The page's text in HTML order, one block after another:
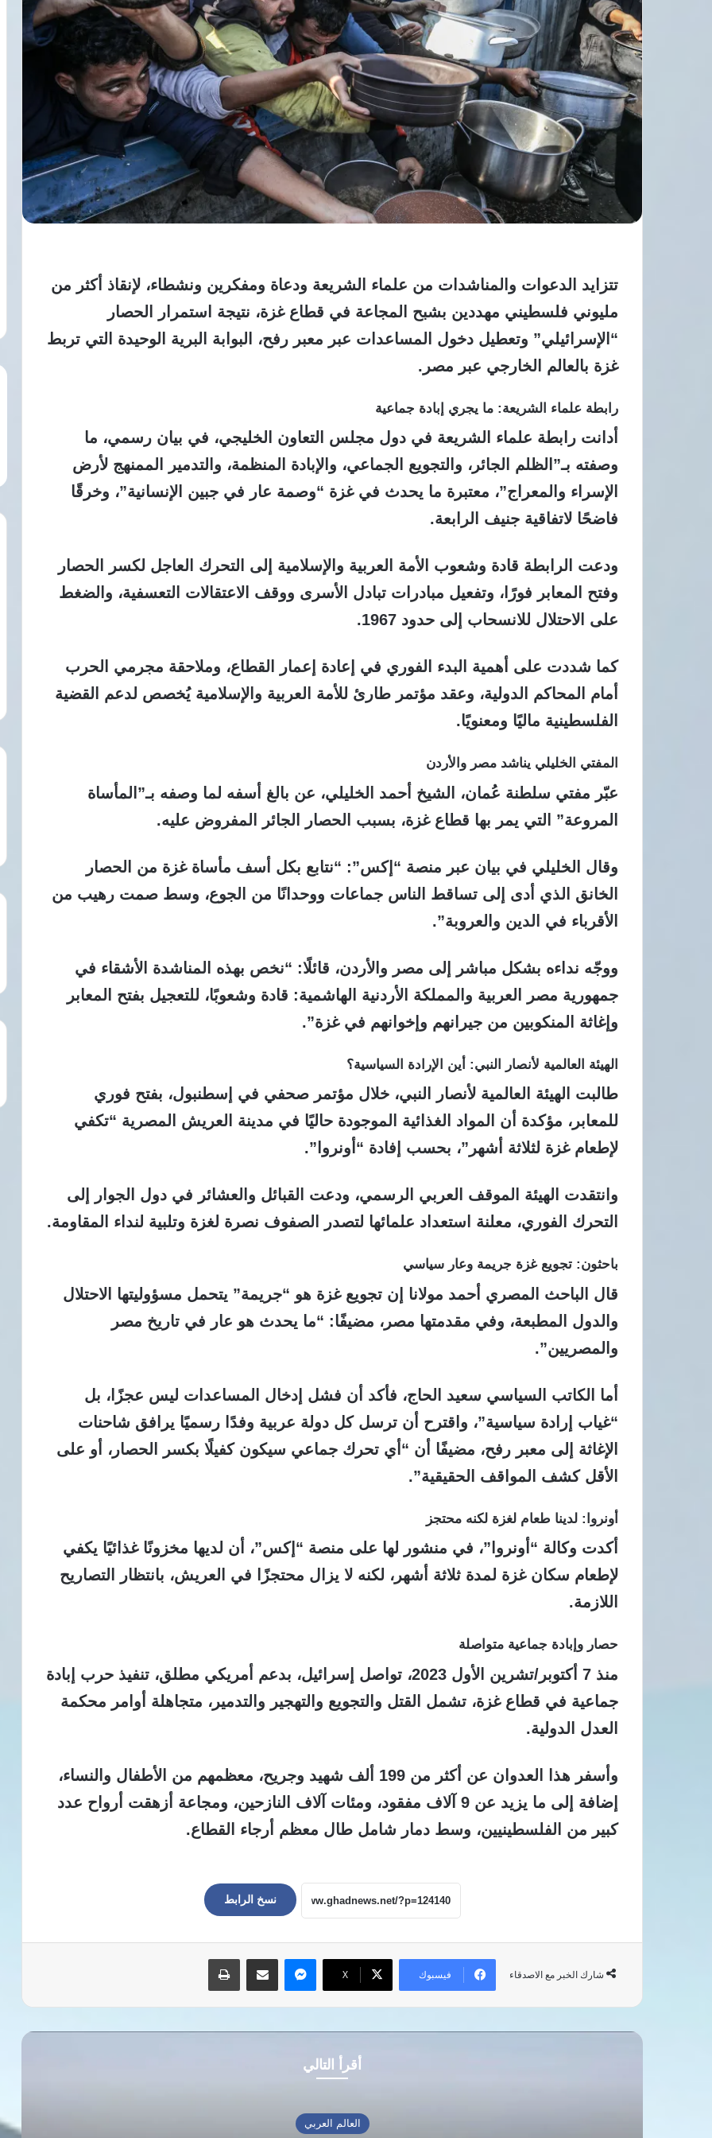
تتزايد الدعوات والمناشدات من علماء الشريعة ودعاة ومفكرين ونشطاء، لإنقاذ أكثر من
مليوني فلسطيني مهددين بشبح المجاعة في قطاع غزة، نتيجة استمرار الحصار
“الإسرائيلي” وتعطيل دخول المساعدات عبر معبر رفح، البوابة البرية الوحيدة التي تربط
غزة بالعالم الخارجي عبر مصر.
رابطة علماء الشريعة: ما يجري إبادة جماعية
أدانت رابطة علماء الشريعة في دول مجلس التعاون الخليجي، في بيان رسمي، ما
وصفته بـ”الظلم الجائر، والتجويع الجماعي، والإبادة المنظمة، والتدمير الممنهج لأرض
الإسراء والمعراج”، معتبرة ما يحدث في غزة “وصمة عار في جبين الإنسانية”، وخرقًا
فاضحًا لاتفاقية جنيف الرابعة.
ودعت الرابطة قادة وشعوب الأمة العربية والإسلامية إلى
التحرك العاجل لكسر الحصار
وفتح المعابر فورًا ، وتفعيل مبادرات تبادل الأسرى ووقف الاعتقالات التعسفية، والضغط
على الاحتلال للانسحاب إلى حدود 1967.
كما شددت على أهمية البدء الفوري في إعادة إعمار القطاع، وملاحقة مجرمي الحرب
أمام المحاكم الدولية، وعقد مؤتمر طارئ للأمة العربية والإسلامية يُخصص لدعم القضية
الفلسطينية ماليًا ومعنويًا.
المفتي الخليلي يناشد مصر والأردن
عبّر مفتي سلطنة عُمان، الشيخ أحمد الخليلي، عن بالغ أسفه لما وصفه بـ”المأساة
المروعة” التي يمر بها قطاع غزة، بسبب الحصار الجائر المفروض عليه.
وقال الخليلي في بيان عبر منصة “إكس”: “نتابع بكل أسف مأساة غزة من الحصار
الخانق الذي أدى إلى تساقط الناس جماعات ووحدانًا من الجوع، وسط صمت رهيب من
الأقرباء في الدين والعروبة”.
ووجّه نداءه بشكل مباشر إلى مصر والأردن، قائلًا: “نخص بهذه المناشدة الأشقاء في
جمهورية مصر العربية والمملكة الأردنية الهاشمية: قادة وشعوبًا، للتعجيل بفتح المعابر
وإغاثة المنكوبين من جيرانهم وإخوانهم في غزة”.
الهيئة العالمية لأنصار النبي: أين الإرادة السياسية؟
طالبت الهيئة العالمية لأنصار النبي، خلال مؤتمر صحفي في إسطنبول، بفتح فوري
للمعابر ، مؤكدة أن المواد الغذائية الموجودة حاليًا في مدينة العريش المصرية “تكفي
لإطعام غزة لثلاثة أشهر”، بحسب إفادة “أونروا”.
وانتقدت الهيئة الموقف العربي الرسمي، ودعت القبائل والعشائر في دول الجوار إلى
التحرك الفوري، معلنة استعداد علمائها لتصدر الصفوف نصرة لغزة وتلبية لنداء المقاومة.
باحثون: تجويع غزة جريمة وعار سياسي
قال الباحث المصري أحمد مولانا إن تجويع غزة هو “جريمة” يتحمل مسؤوليتها الاحتلال
والدول المطبعة، وفي مقدمتها مصر، مضيفًا: “ما يحدث هو عار في تاريخ مصر
والمصريين”.
أما الكاتب السياسي سعيد الحاج، فأكد أن فشل إدخال المساعدات ليس عجزًا، بل
“غياب إرادة سياسية”، واقترح أن ترسل كل دولة عربية وفدًا رسميًا يرافق شاحنات
الإغاثة إلى معبر رفح، مضيفًا أن “أي تحرك جماعي سيكون كفيلًا بكسر الحصار، أو على
الأقل كشف المواقف الحقيقية”.
أونروا: لدينا طعام لغزة لكنه محتجز
أكدت وكالة “أونروا”، في منشور لها على منصة “إكس”، أن لديها مخزونًا غذائيًا يكفي
لإطعام سكان غزة لمدة ثلاثة أشهر ، لكنه لا يزال محتجزًا في العريش، بانتظار التصاريح
اللازمة.
حصار وإبادة جماعية متواصلة
منذ 7 أكتوبر/تشرين الأول 2023 ، تواصل إسرائيل، بدعم أمريكي مطلق، تنفيذ حرب إبادة
جماعية في قطاع غزة، تشمل القتل والتجويع والتهجير والتدمير، متجاهلة أوامر محكمة
العدل الدولية.
وأسفر هذا العدوان عن أكثر من 199 ألف شهيد وجريح
، معظمهم من الأطفال والنساء،
إضافة إلى ما يزيد عن 9 آلاف مفقود
، ومئات آلاف النازحين، ومجاعة أزهقت أرواح عدد
كبير من الفلسطينيين، وسط دمار شامل طال معظم أرجاء القطاع.
نسخ الرابط
شارك الخبر مع الاصدقاء فيسبوك ‫X
ماسنجر مشاركة عبر البريد طباعة
أقرأ التالي